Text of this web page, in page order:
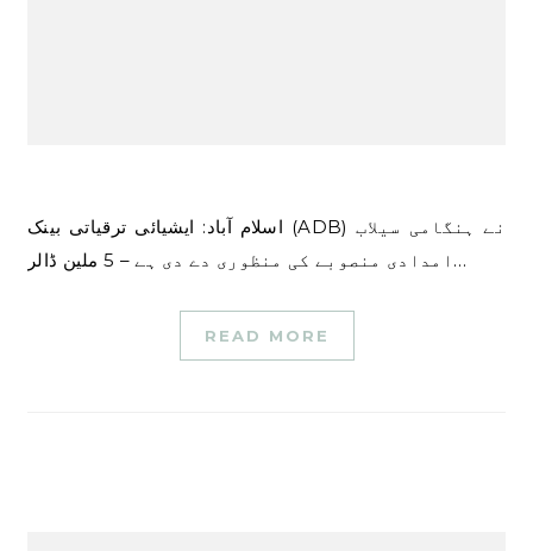
اسلام آباد: ایشیائی ترقیاتی بینک (ADB) نے ہنگامی سیلاب
امدادی منصوبے کی منظوری دے دی ہے – 5 ملین ڈالر…
READ MORE